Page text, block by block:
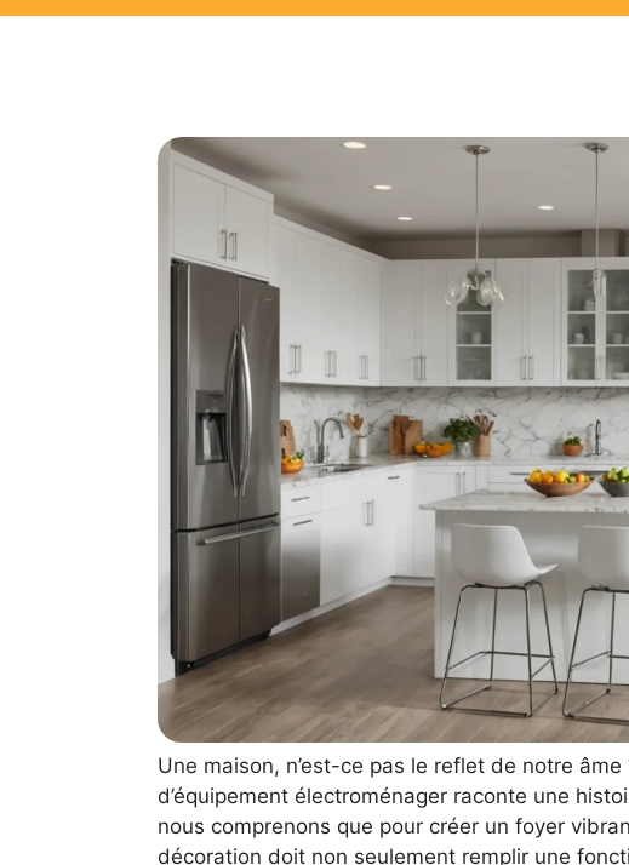
Une maison, n’est-ce pas le reflet de notre
d’équipement électroménager raconte une
nous comprenons que pour créer un foyer
décoration doit non seulement remplir une